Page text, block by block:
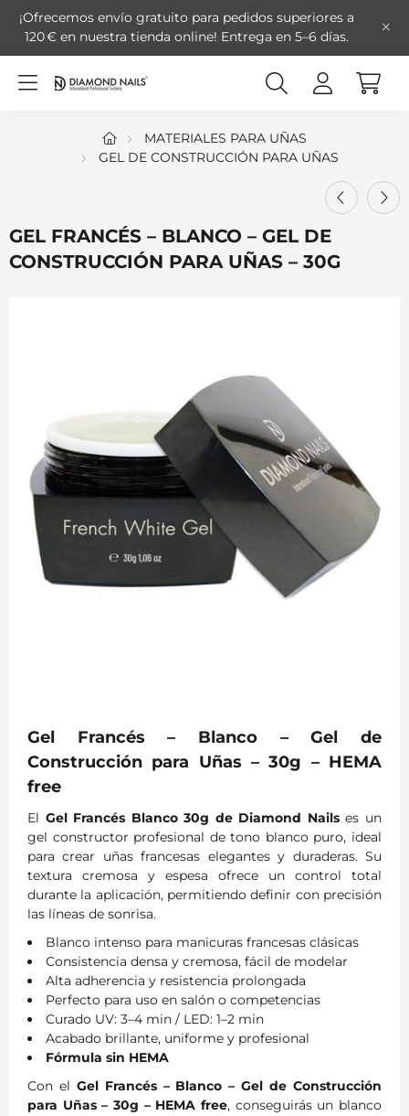
¡Ofrecemos envío gratuito para pedidos superiores a
120 € en nuestra tienda online! Entrega en 5–6 días.
MATERIALES PARA UÑAS
GEL DE CONSTRUCCIÓN PARA UÑAS
GEL FRANCÉS – BLANCO – GEL DE
CONSTRUCCIÓN PARA UÑAS – 30G
Gel Francés – Blanco – Gel de
Construcción para Uñas – 30g – HEMA
free
El Gel Francés Blanco 30g de Diamond Nailses un
gel constructor profesional de tono blanco puro, ideal
para crear uñas francesas elegantes y duraderas. Su
textura cremosa y espesa ofrece un control total
durante la aplicación, permitiendo definir con precisión
las líneas de sonrisa.
Blanco intenso para manicuras francesas clásicas
Consistencia densa y cremosa, fácil de modelar
Alta adherencia y resistencia prolongada
Perfecto para uso en salón o competencias
Curado UV: 3–4 min / LED: 1–2 min
Acabado brillante, uniforme y profesional
Fórmula sin HEMA
Con el Gel Francés – Blanco – Gel de Construcción
para Uñas – 30g – HEMA free, conseguirás un blanco